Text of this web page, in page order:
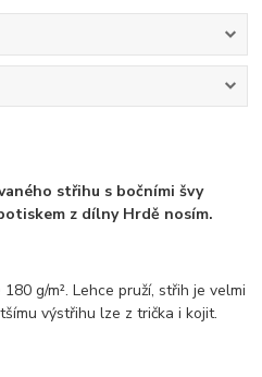
střihu s bočními švy
z dílny Hrdě nosím.
g/m². Lehce pruží, střih je velmi
výstřihu lze z trička i kojit.